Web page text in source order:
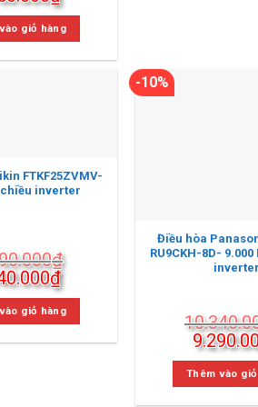
hiện
tại
8.850.000₫.
giỏ hàng
FTKF25ZVMV-
chiều inverter
₫
₫Giá
hiện
tại
là:
9.240.000₫.
giỏ hàng
-10%
Điều hòa
RU9CKH-8D-
inverter
Giá
gốc
là:
Thêm vào